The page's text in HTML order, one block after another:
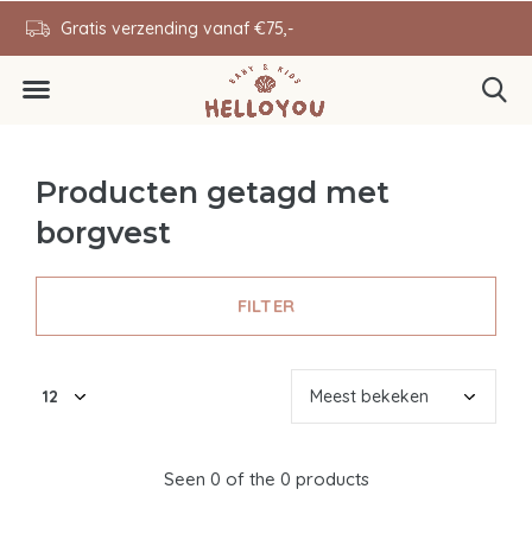
Gratis verzending vanaf €75,-
Producten getagd met
borgvest
FILTER
Seen 0 of the 0 products